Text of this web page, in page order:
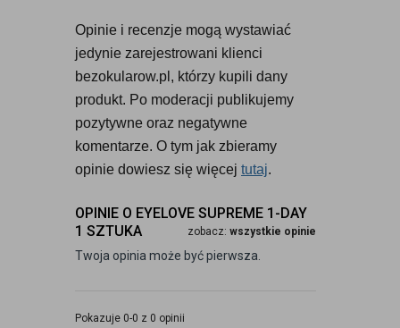
Opinie i recenzje mogą wystawiać
jedynie zarejestrowani klienci
bezokularow.pl, którzy kupili dany
produkt. Po moderacji publikujemy
pozytywne oraz negatywne
komentarze. O tym jak zbieramy
opinie dowiesz się więcej tutaj.
OPINIE O EYELOVE SUPREME 1-DAY
1 SZTUKA
zobacz: wszystkie opinie
Twoja opinia może być pierwsza.
Pokazuje 0-0 z 0 opinii